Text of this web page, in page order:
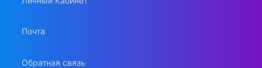
Почта
Обратная связь